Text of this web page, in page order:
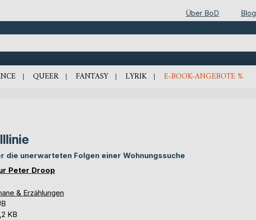
Über BoD Blog
QUEER FANTASY LYRIK E-BOOK-ANGEBOTE %
die unerwarteten Folgen einer Wohnungssuche
Peter Droop
& Erzählungen
KB